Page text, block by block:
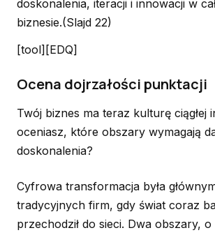
doskonalenia, iteracji i innowacji w
biznesie.(Slajd 22)
[tool][EDQ]
Ocena dojrzałości punktacji
Twój biznes ma teraz kulturę ciągłej
oceniasz, które obszary wymagają
doskonalenia?
Cyfrowa transformacja była
tradycyjnych firm, gdy świat coraz
przechodził do sieci. Dwa obszary,